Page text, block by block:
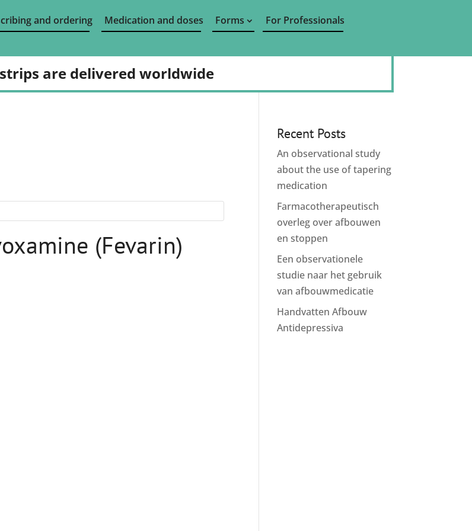
and ordering Medication and doses Forms For Professionals
are delivered worldwide
(Fevarin)
Recent Posts
An observational study
about the use of tapering
medication
Farmacotherapeutisch
overleg over afbouwen
en stoppen
Een observationele
studie naar het gebruik
van afbouwmedicatie
Handvatten Afbouw
Antidepressiva